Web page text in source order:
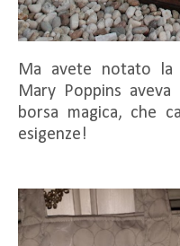
Ma avete notato la
Mary Poppins
borsa magica, che
esigenze!